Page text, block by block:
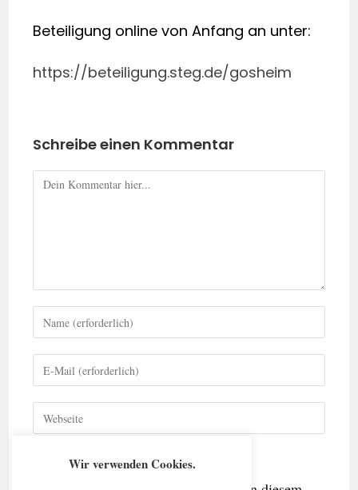
Beteiligung online von Anfang an unter:
https://beteiligung.steg.de/gosheim
Schreibe einen Kommentar
Wir verwenden Cookies.